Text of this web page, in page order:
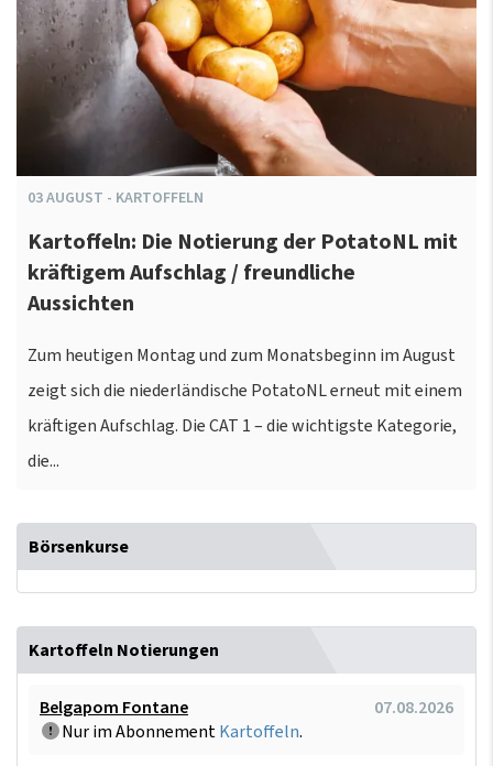
03AUGUST - KARTOFFELN
Kartoffeln: Die Notierung der PotatoNL mit
kräftigem Aufschlag / freundliche
Aussichten
Zum heutigen Montag und zum Monatsbeginn im August
zeigt sich die niederländische PotatoNL erneut mit einem
kräftigen Aufschlag. Die CAT 1 – die wichtigste Kategorie,
die...
Börsenkurse
Kartoffeln Notierungen
Belgapom Fontane
07.08.2026
Nur im AbonnementKartoffeln.